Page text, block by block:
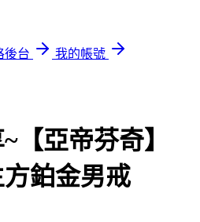
後台
我的帳號
【亞帝芬奇】
鉑金男戒